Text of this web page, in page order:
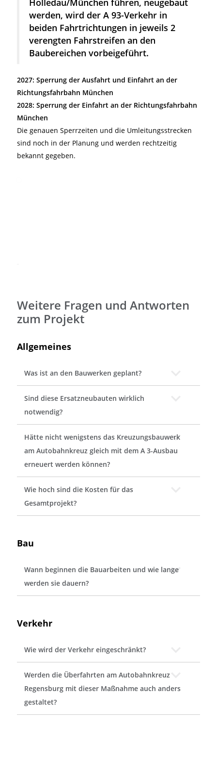
werden, wird der A 93-Verkehr in
beiden Fahrtrichtungen in jeweils 2
verengten Fahrstreifen an den
Baubereichen vorbeigeführt.
2027: Sperrung der Ausfahrt und Einfahrt an der
Richtungsfahrbahn München
2028: Sperrung der Einfahrt an der Richtungsfahrbahn
München
Die genauen Sperrzeiten und die Umleitungsstrecken
sind noch in der Planung und werden rechtzeitig
bekannt gegeben.
Weitere Fragen und Antworten
zum Projekt
Allgemeines
Was ist an den Bauwerken geplant?
Sind diese Ersatzneubauten wirklich
notwendig?
Hätte nicht wenigstens das Kreuzungsbauwerk
am Autobahnkreuz gleich mit dem A 3-Ausbau
erneuert werden können?
Wie hoch sind die Kosten für das
Gesamtprojekt?
Bau
Wann beginnen die Bauarbeiten und wie lange
werden sie dauern?
Verkehr
Wie wird der Verkehr eingeschränkt?
Werden die Überfahrten am Autobahnkreuz
Regensburg mit dieser Maßnahme auch anders
gestaltet?